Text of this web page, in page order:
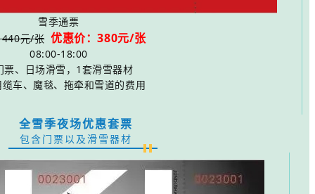
雪季通票
440元/张 优惠价：380元/张
08:00-18:00
票、日场滑雪，1套滑雪器材
车、魔毯、拖牵和雪道的费用
全雪季夜场优惠套票
包含门票以及滑雪器材